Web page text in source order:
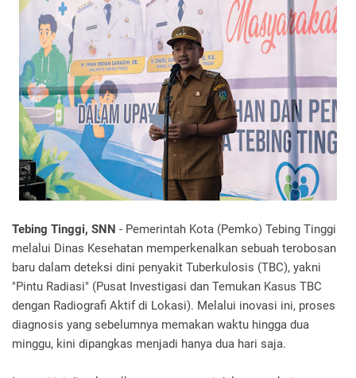
Tebing Tinggi, SNN - Pemerintah Kota (Pemko) Tebing Tinggi
melalui Dinas Kesehatan memperkenalkan sebuah terobosan
baru dalam deteksi dini penyakit Tuberkulosis (TBC), yakni
"Pintu Radiasi" (Pusat Investigasi dan Temukan Kasus TBC
dengan Radiografi Aktif di Lokasi). Melalui inovasi ini, proses
diagnosis yang sebelumnya memakan waktu hingga dua
minggu, kini dipangkas menjadi hanya dua hari saja.